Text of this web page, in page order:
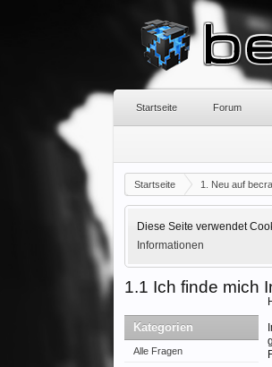
Startseite 1. Neu auf
Diese Seite verwendet
Informationen
1.1 Ich finde mich
Kategorien
Alle Fragen
Startseite Forum